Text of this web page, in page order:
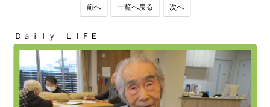
前へ 一覧へ戻る 次へ
Ｄａｉｌｙ ＬＩＦＥ